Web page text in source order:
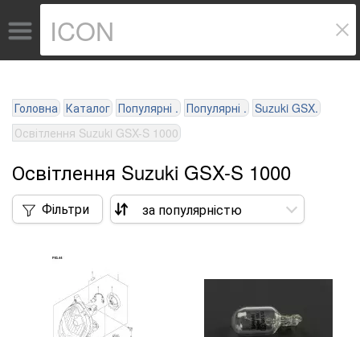
Головна Каталог Популярні . Популярні . Suzuki GSX.
Освітлення Suzuki GSX-S 1000
Освітлення Suzuki GSX-S 1000
Фільтри